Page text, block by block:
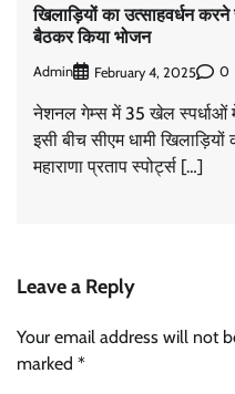
खिलाड़ियों का उत्साहवर्धन
बैठकर किया भोजन
Admin February 4, 2025 0
नेशनल गेम्स में 35 खेल स्पर्धाओं
इसी बीच सीएम धामी
महाराणा प्रताप स्पोर्ट्स […]
Leave a Reply
Your email address will not
marked *